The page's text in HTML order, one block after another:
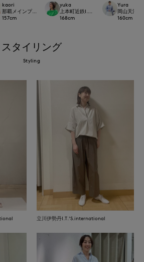
kaori
那覇メインプレイスI.T.'S.international
157cm
yuka
上本町近鉄I.T.'S.international
168cm
Yura
岡山天満
160cm
スタイリング
Styling
立川伊勢丹I.T.'S.international